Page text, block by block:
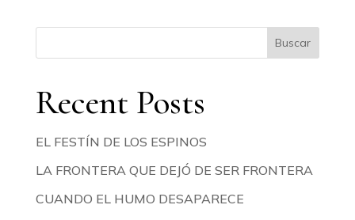
Buscar
Recent Posts
EL FESTÍN DE LOS ESPINOS
LA FRONTERA QUE DEJÓ DE SER FRONTERA
CUANDO EL HUMO DESAPARECE